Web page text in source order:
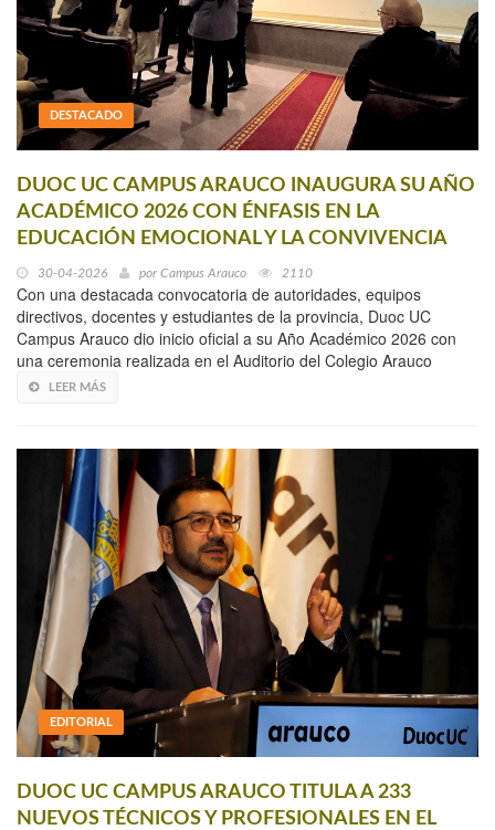
DESTACADO
DUOC UC CAMPUS ARAUCO INAUGURA SU AÑO
ACADÉMICO 2026 CON ÉNFASIS EN LA
EDUCACIÓN EMOCIONAL Y LA CONVIVENCIA
30-04-2026 por Campus Arauco 2110
Con una destacada convocatoria de autoridades, equipos
directivos, docentes y estudiantes de la provincia, Duoc UC
Campus Arauco dio inicio oficial a su Año Académico 2026 con
una ceremonia realizada en el Auditorio del Colegio Arauco
LEER MÁS
EDITORIAL
DUOC UC CAMPUS ARAUCO TITULA A 233
NUEVOS TÉCNICOS Y PROFESIONALES EN EL